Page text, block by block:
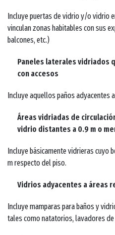
Incluye puertas de vidrio y/o vidrio
vinculan zonas habitables con sus
balcones, etc.)
Paneles laterales vidriados
con accesos
Incluye aquellos paños adyacentes
Áreas vidriadas de
vidrio distantes a 0.9 m o
Incluye básicamente vidrieras cuyo
m respecto del piso.
Vidrios adyacentes a áreas
Incluye mamparas para baños y
tales como natatorios, lavadores